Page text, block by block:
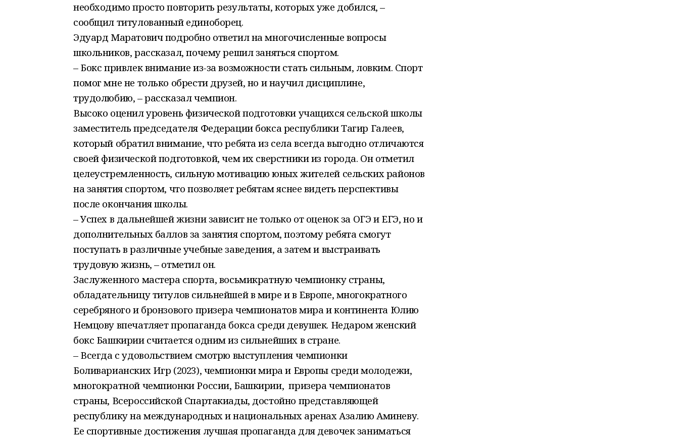
необходимо просто повторить результаты, которых уже добился, –
сообщил титулованный единоборец.
Эдуард Маратович подробно ответил на многочисленные вопросы
школьников, рассказал, почему решил заняться спортом.
– Бокс привлек внимание из-за возможности стать сильным, ловким. Спорт
помог мне не только обрести друзей, но и научил дисциплине,
трудолюбию, – рассказал чемпион.
Высоко оценил уровень физической подготовки учащихся сельской школы
заместитель председателя Федерации бокса республики Тагир Галеев,
который обратил внимание, что ребята из села всегда выгодно отличаются
своей физической подготовкой, чем их сверстники из города. Он отметил
целеустремленность, сильную мотивацию юных жителей сельских районов
на занятия спортом, что позволяет ребятам яснее видеть перспективы
после окончания школы.
– Успех в дальнейшей жизни зависит не только от оценок за ОГЭ и ЕГЭ, но и
дополнительных баллов за занятия спортом, поэтому ребята смогут
поступать в различные учебные заведения, а затем и выстраивать
трудовую жизнь, – отметил он.
Заслуженного мастера спорта, восьмикратную чемпионку страны,
обладательницу титулов сильнейшей в мире и в Европе, многократного
серебряного и бронзового призера чемпионатов мира и континента Юлию
Немцову впечатляет пропаганда бокса среди девушек. Недаром женский
бокс Башкирии считается одним из сильнейших в стране.
– Всегда с удовольствием смотрю выступления чемпионки
Боливарианских Игр (2023), чемпионки мира и Европы среди молодежи,
многократной чемпионки России, Башкирии, призера чемпионатов
страны, Всероссийской Спартакиады, достойно представляющей
республику на международных и национальных аренах Азалию Аминеву.
Ее спортивные достижения лучшая пропаганда для девочек заниматься